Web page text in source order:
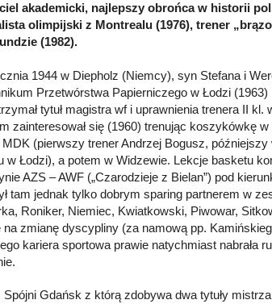
akademicki, najlepszy obrońca w historii
olimpijski z Montrealu (1976), trener
(1982).
1944 w Diepholz (Niemcy), syn Stefana i
Przetwórstwa Papierniczego w Łodzi
tytuł magistra wf i uprawnienia trenera II kl.
zainteresował się (1960) trenując koszykówkę w
MDK (pierwszy trener Andrzej Bogusz, późniejszy
w Łodzi), a potem w Widzewie. Lekcje basketu
AZS – AWF („Czarodzieje z Bielan”) pod
tam jednak tylko dobrym sparing partnerem w
Roniker, Niemiec, Kwiatkowski, Piwowar,
na zmianę dyscypliny (za namową pp.
kariera sportowa prawie natychmiast nabrała
Gdańsk z którą zdobywa dwa tytuły